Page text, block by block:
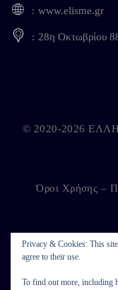
www.elisme.gr
28η Οκτωβρίου
Privacy & Cookies: This
agree to their use.
To find out more, including
© 2020-2026
Όροι Χρήσης –